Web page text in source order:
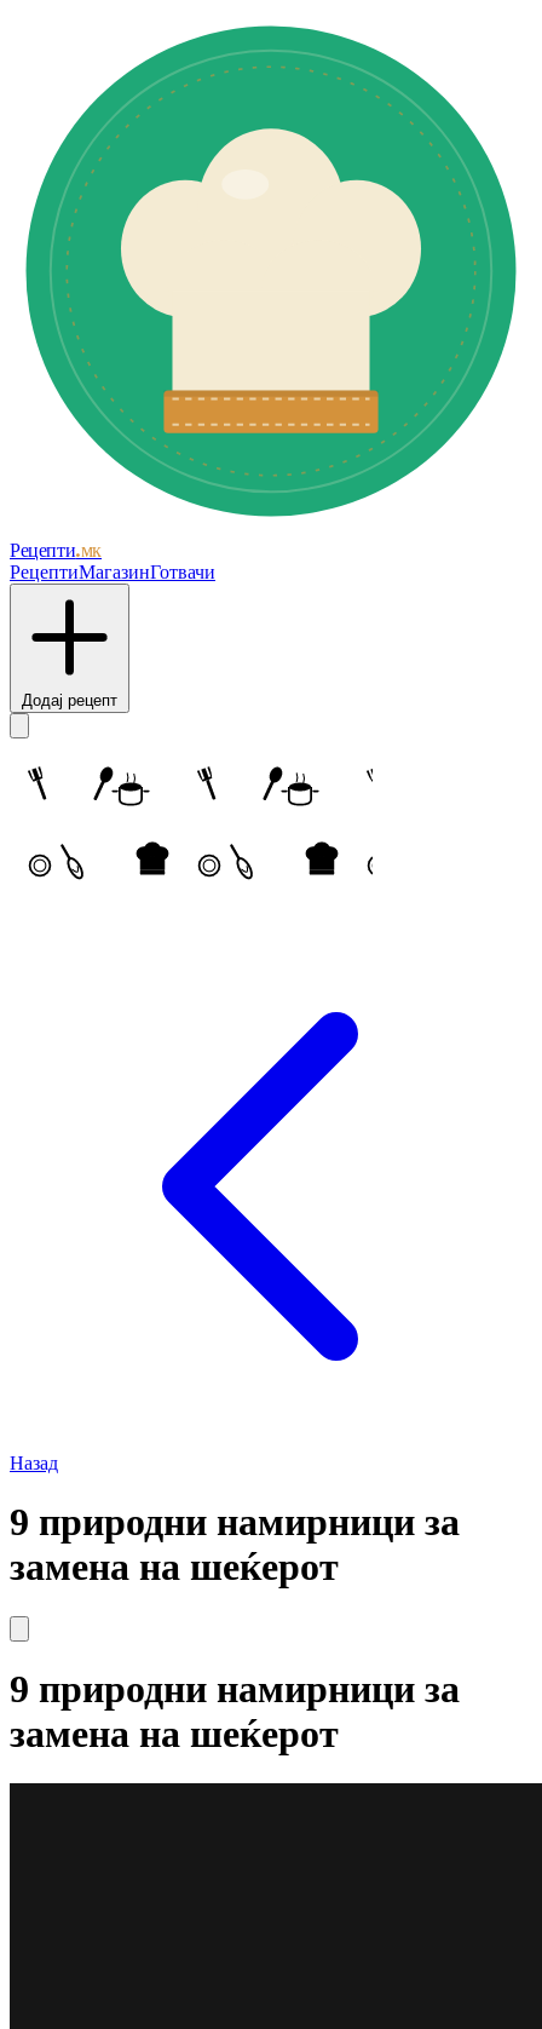
Рецепти.мк
РецептиМагазинГотвачи
Додај рецепт
Назад
9 природни намирници за
замена на шеќерот
9 природни намирници за
замена на шеќерот